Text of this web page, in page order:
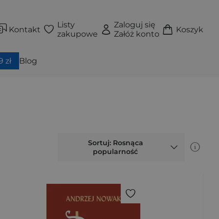
Kontakt
Listy
zakupowe
Zaloguj się
Załóż konto
Koszyk
zł Blog
Sortuj: Rosnąca
popularność